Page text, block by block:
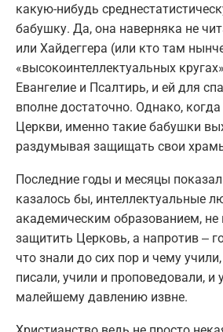
какую-нибудь
бабушку. Да, она наверняка не
или Хайдеггера (или кто там
«высокоинтеллектуальных
Евангелие и Псалтирь, и ей для
вполне достаточно. Однако, когда
Церкви, именно такие бабушки
раздумывая защищать свои
Последние годы и месяцы
казалось бы, интеллектуальные
академическим образованием, не
защитить Церковь, а напротив ‒
что знали до сих пор и чему
писали, учили и проповедовали, и
малейшему давлению извне.